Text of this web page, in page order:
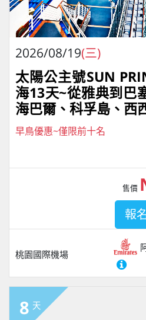
2026/08/19(三)
太陽公主號SUN
海13天~從雅典到巴
海巴爾、科孚島、西
早鳥優惠~僅限前十名
桃園國際機場
售價
報
8 天